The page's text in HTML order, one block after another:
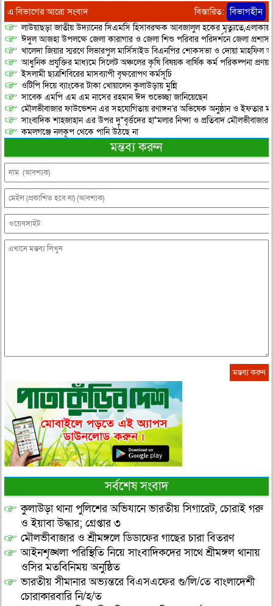
এ বিভাগের আরো সংবাদ বিস্তারিত: বিভাগহীন
লাউয়াছড়া জাতীয় উদ্যানের সিএমসি হিসাবরক্ষক আবজালুল হকের মৃত্যুতে,এলাকায়
ঈদুল আজহা উপলক্ষে জেলা কারাগার ও জেলা শিশু পরিবার পরিদর্শনে জেলা
খালেদা জিয়ার স্মরণে লিভারপুল মার্সিসাইড বিএনপির শোকসভা ও দোয়া মাহফিল
আধুনিক প্রযুক্তির মাধ্যমে সিলেট অঞ্চলের কৃষি বিষয়ক বার্ষিক কর্ম পরিকল্পনা
ইসলামী ছাত্রশিবিরের মাসব্যাপী বৃক্ষরোপণ কর্মসূচি
ওটিপি দিয়ে ব্যাংকের টাকা খোয়ালেন কুলাউড়ায় মুন্নি
সাবেক এমপি এম এম নাসের রহমান ঈদ শুভেচ্ছা জানিয়েছেন
মৌলভীবাজার ফাউন্ডেশন এর সহযোগিতায় রণাঙ্গন’র অভিষেক অনুষ্ঠান ও ইফতার
সাংবাদিক শাহজাহান এর উপর দু*বৃর্ত্তদের হা*মলার নিন্দা ও প্রতিবাদ মৌলভীবাজার
কমলগঞ্জে নলকূপ থেকে পানি উঠছে না
মন্তব্য করুন
সর্বশেষ সংবাদ
কুলাউড়া থানা পুলিশের অভিযানে ভারতীয় সিগারেট, চোরাই গরু
ও ইয়াবা উদ্ধার; গ্রেপ্তার ৩
মৌলভীবাজার ও শ্রীমঙ্গলে ডিডাফের গাছের চারা বিতরণ
আইনশৃঙ্খলা পরিস্থিতি নিয়ে সাংবাদিকদের সাথে শ্রীমঙ্গল থানায়
ওসির মতবিনিময় অনুষ্ঠিত
ভারতীয় সীমানার অভ্যন্তরে বিএসএফের গু/লি/তে বাংলাদেশী
চোরাকারবারি নি/হ/ত